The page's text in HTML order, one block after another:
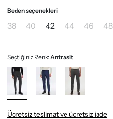
Beden seçenekleri
38 40 42 44 46 48
Seçtiğiniz Renk:Antrasit
Ücretsiz teslimat ve ücretsiz iade